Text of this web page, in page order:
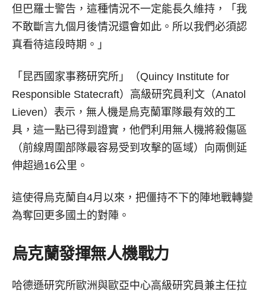
但巴羅士警告，這種情況不一定能長久維持，「我
不敢斷言九個月後情況還會如此。所以我們必須認
真看待這段時期。」
「昆西國家事務研究所」（Quincy Institute for
Responsible Statecraft）高級研究員利文（Anatol
Lieven）表示，無人機是烏克蘭軍隊最有效的工
具，這一點已得到證實，他們利用無人機將殺傷區
（前線周圍部隊最容易受到攻擊的區域）向兩側延
伸超過16公里。
這使得烏克蘭自4月以來，把僵持不下的陣地戰轉變
為奪回更多國土的對陣。
烏克蘭發揮無人機戰力
哈德遜研究所歐洲與歐亞中心高級研究員兼主任拉